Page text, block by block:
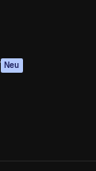
Neu